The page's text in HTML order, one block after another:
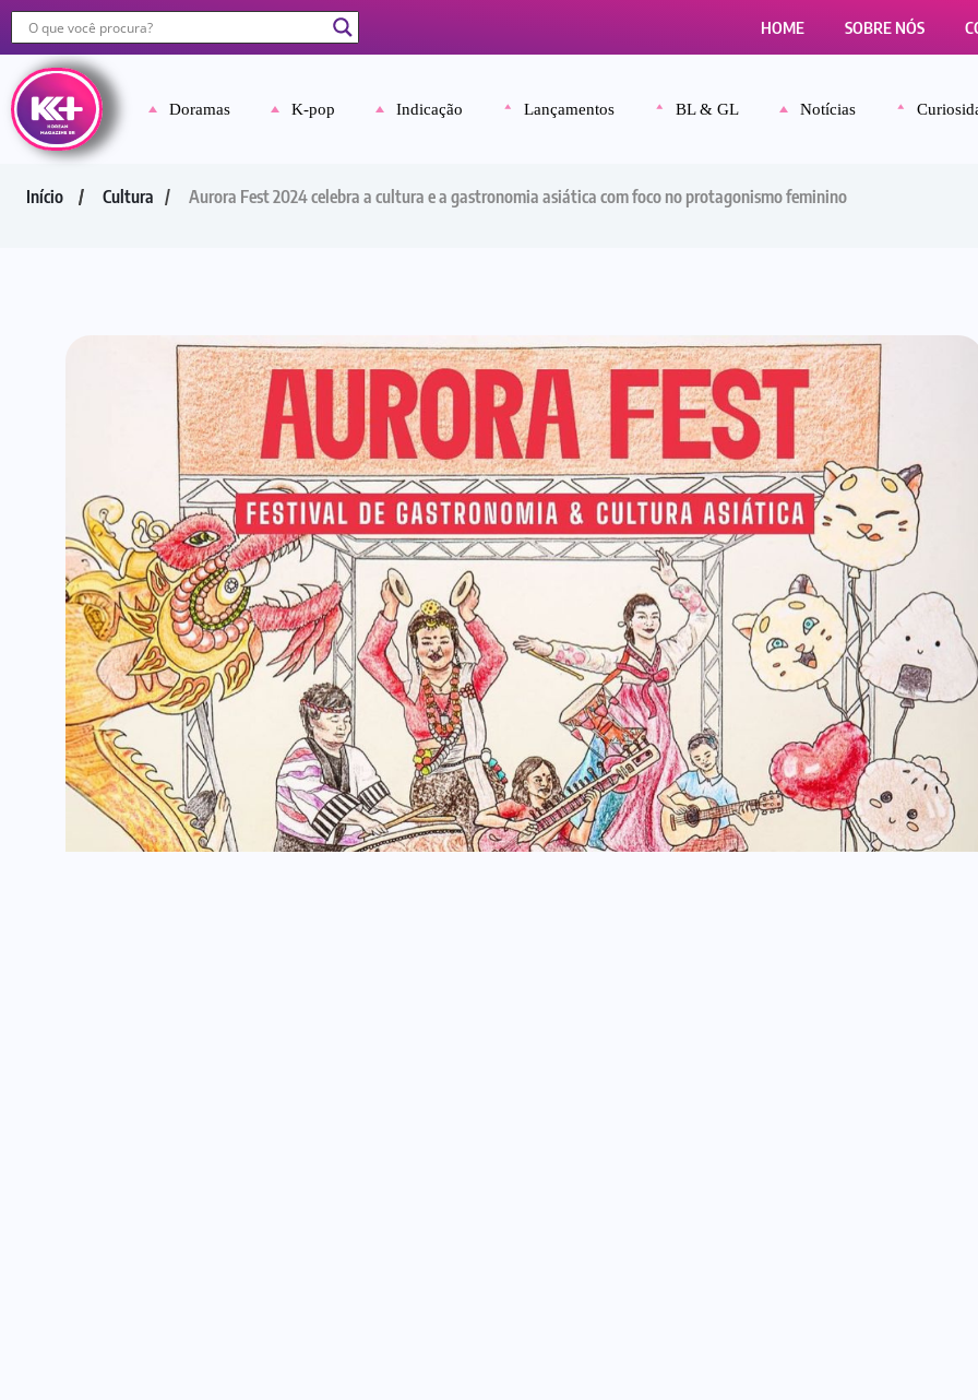
HOME SOBRE NÓS
Doramas K-pop Indicação Lançamentos BL & GL Notícias
Início Cultura Aurora Fest 2024 celebra a cultura e a gastronomia asiática com foco no protagonismo feminino